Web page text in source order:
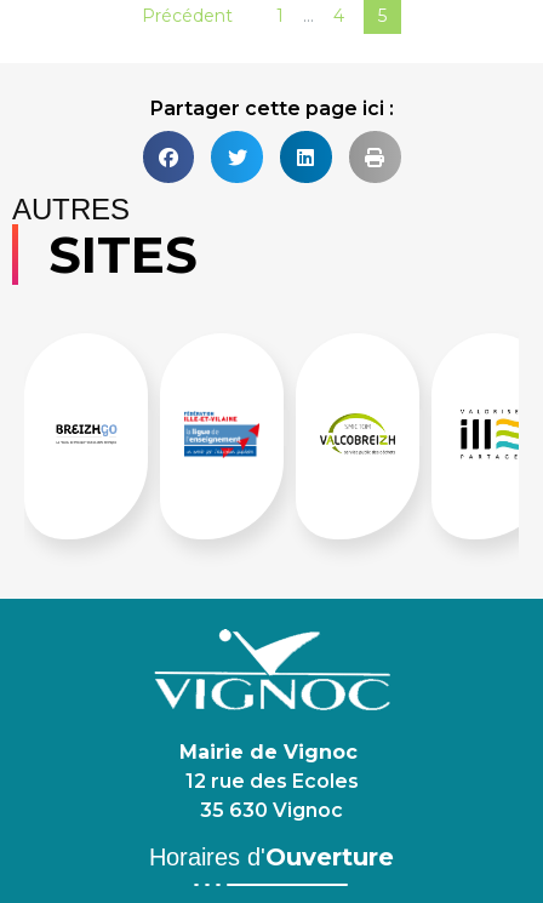
Précédent 1 … 4 5
Partager cette page ici :
AUTRES
SITES
Mairie de Vignoc
12 rue des Ecoles
35 630 Vignoc
Horaires d'Ouverture